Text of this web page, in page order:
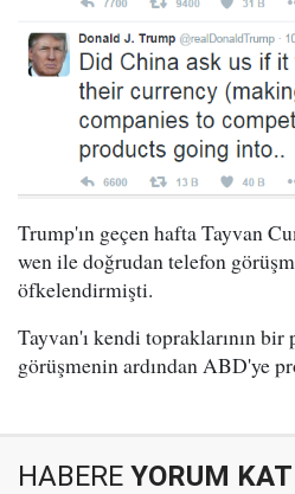
Trump'ın geçen hafta Tayvan
wen ile doğrudan telefon
öfkelendirmişti.
Tayvan'ı kendi topraklarının bir
görüşmenin ardından ABD'ye
HABERE YORUM KAT